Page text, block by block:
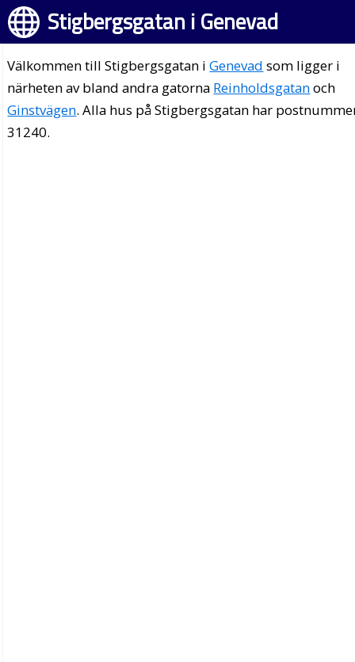
Stigbergsgatan i Genevad
Välkommen till Stigbergsgatan iGenevad som ligger i
närheten av bland andra gatorna Reinholdsgatanoch
Ginstvägen. Alla hus på Stigbergsgatan har
31240.